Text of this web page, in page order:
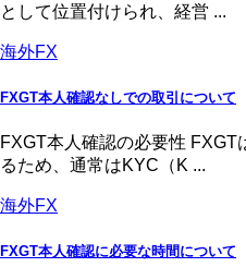
として位置付けられ、経営 ...
海外FX
FXGT本人確認なしでの取引について
FXGT本人確認の必要性
るため、通常はKYC（K ...
海外FX
FXGT本人確認に必要な時間について